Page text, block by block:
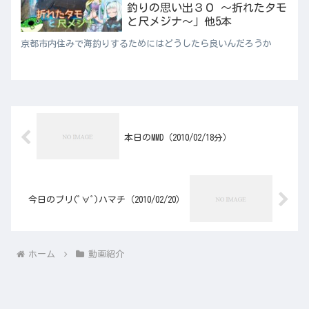
釣りの思い出３０ ～折れたタモ
と尺メジナ～」他5本
京都市内住みで海釣りするためにはどうしたら良いんだろうか
本日のMMD（2010/02/18分）
今日のブリ(ﾟ∀ﾟ)ハマチ（2010/02/20）
ホーム 動画紹介